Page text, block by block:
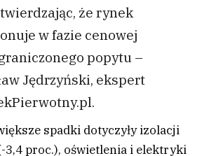
że rynek
w fazie cenowej
popytu –
Jędrzyński, ekspert
spadki dotyczyły izolacji
proc.), oświetlenia i elektryki